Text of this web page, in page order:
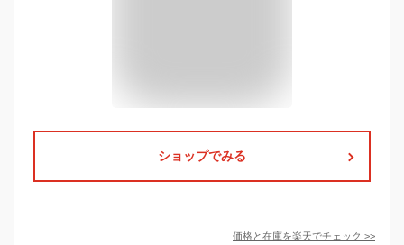
ショップでみる
価格と在庫を楽天でチェック >>